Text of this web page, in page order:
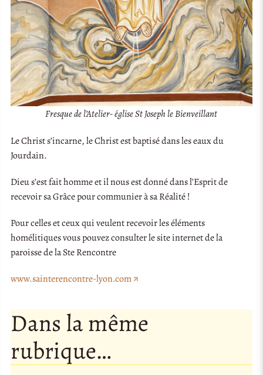
Fresque de l’Atelier- église St Joseph le Bienveillant
Le Christ s’incarne, le Christ est baptisé dans les eaux du
Jourdain.
Dieu s’est fait homme et il nous est donné dans l’Esprit de
recevoir sa Grâce pour communier à sa Réalité !
Pour celles et ceux qui veulent recevoir les éléments
homélitiques vous pouvez consulter le site internet de la
paroisse de la Ste Rencontre
www.sainterencontre-lyon.com
Dans la même
rubrique…